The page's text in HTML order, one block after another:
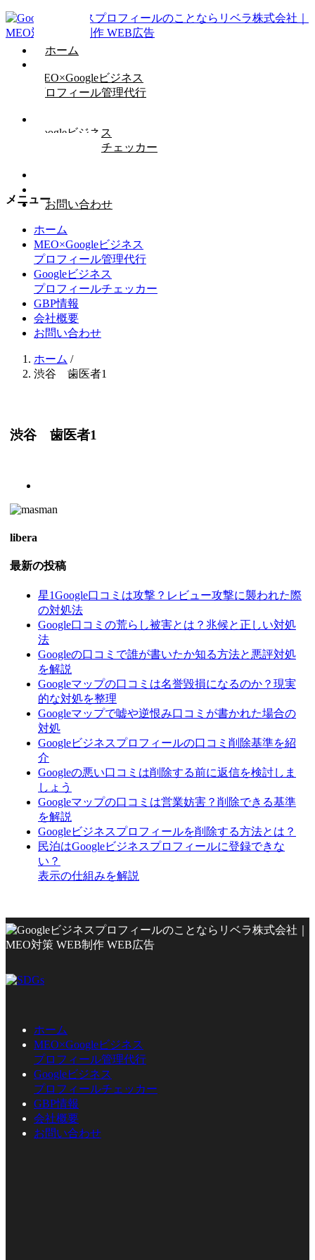
ホーム
MEO×Googleビジネス
プロフィール管理代行
Googleビジネス
プロフィールチェッカー
お問い合わせ
メニュー
ホーム
MEO×Googleビジネス
プロフィール管理代行
Googleビジネス
プロフィールチェッカー
GBP情報
会社概要
お問い合わせ
ホーム /
渋谷 歯医者1
渋谷 歯医者1
libera
最新の投稿
星1Google口コミは攻撃？レビュー攻撃に襲われた際
の対処法
Google口コミの荒らし被害とは？兆候と正しい対処
法
Googleの口コミで誰が書いたか知る方法と悪評対処
を解説
Googleマップの口コミは名誉毀損になるのか？現実
的な対処を整理
Googleマップで嘘や逆恨み口コミが書かれた場合の
対処
Googleビジネスプロフィールの口コミ削除基準を紹
介
Googleの悪い口コミは削除する前に返信を検討しま
しょう
Googleマップの口コミは営業妨害？削除できる基準
を解説
Googleビジネスプロフィールを削除する方法とは？
民泊はGoogleビジネスプロフィールに登録できな
い？
表示の仕組みを解説
ホーム
MEO×Googleビジネス
プロフィール管理代行
Googleビジネス
プロフィールチェッカー
GBP情報
会社概要
お問い合わせ